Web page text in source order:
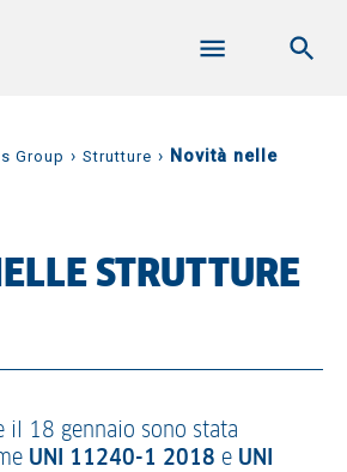
Group › Strutture › Novità nelle
STRUTTURE
il 18 gennaio sono stata
UNI 11240-1 2018 e UNI